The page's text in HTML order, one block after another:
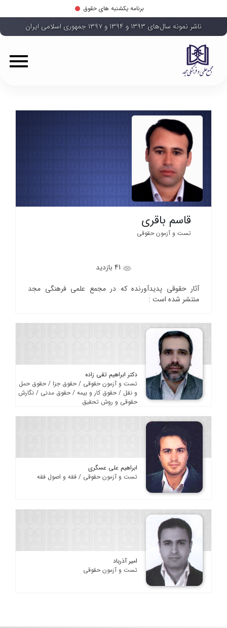
برنامه یکشنبه های حقوق
ناشر نمونه سال‌های ۱۳۹۳ و ۱۳۹۴ و ۱۳۹۷ جمهوری اسلامی ایران
قاسم باقری
تست و آزمون حقوقی
آثار حقوقی پدیدآورنده که در مجمع علمی فرهنگی مجد
منتشر شده است :
دکتر ابراهیم تقی زاده
تست و آزمون حقوقی / حقوق جزا / حقوق حمل
و نقل / حقوق کار و بیمه / حقوق مدنی / نگارش
حقوقی و روش تحقیق
ابراهیم علی عسگری
تست و آزمون حقوقی / فقه و اصول فقه
امیر آذرباد
تست و آزمون حقوقی